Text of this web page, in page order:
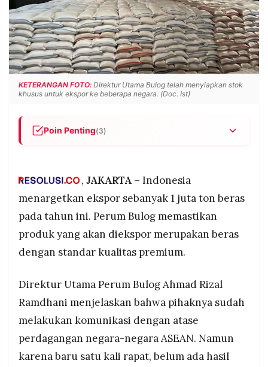
INFORMASI
PRIVACY
POLICY
BERITA
WARGA
INFORMASI
IKLAN
KIRIM
TULISAN
PENGADUAN TERM
KAMI
©
RESOLUSI
PRAMUDITA
KETERANGAN FOTO: Direktur Utama Bulog telah menyiapkan stok
khusus untuk ekspor ke beberapa negara. (Doc. Ist)
Poin Penting(3)
komunikasi dengan atase perdagangan negara
tujuan.
Perum Bulog sudah menyiapkan 1 juta ton beras
berkualitas premium sesuai arahan Menteri
Pertanian selaku Kepala Bapanas untuk
memenuhi target ekspor.
Meski mengalokasikan 1 juta ton untuk ekspor,
stok beras nasional tetap aman dengan sisa 2,25
juta ton untuk kebutuhan domestik termasuk hari
raya Imlek, Ramadan, dan Lebaran.
, JAKARTA– Indonesia
menargetkan ekspor sebanyak 1 juta ton beras
pada tahun ini. Perum Bulog memastikan
produk yang akan diekspor merupakan beras
dengan standar kualitas premium.
Direktur Utama Perum Bulog Ahmad Rizal
Ramdhani menjelaskan bahwa pihaknya sudah
melakukan komunikasi dengan atase
perdagangan negara-negara ASEAN. Namun
karena baru satu kali rapat, belum ada hasil